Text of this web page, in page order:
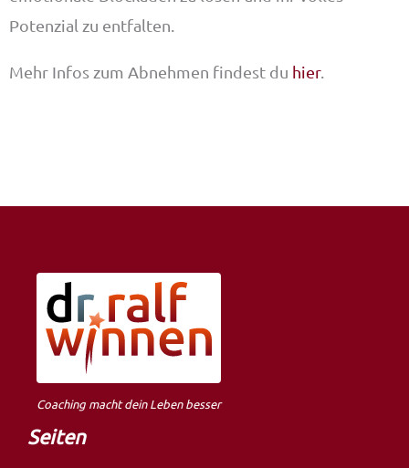
Potenzial zu entfalten.
Mehr Infos zum Abnehmen findest du hier.
Coaching macht dein Leben besser
Seiten